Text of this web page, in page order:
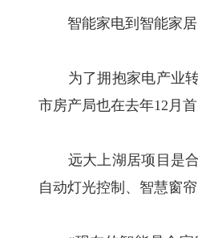
智能家电到智能家居
为了拥抱家电产业转
市房产局也在去年12月
远大上湖居项目是合
自动灯光控制、智慧窗